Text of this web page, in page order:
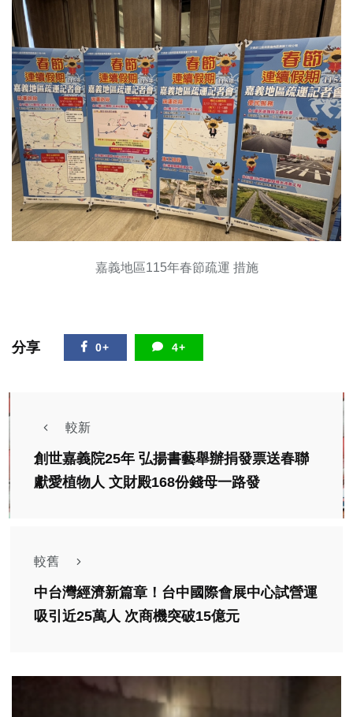
嘉義地區115年春節疏運 措施
分享 0+ 4+
較新
創世嘉義院25年 弘揚書藝舉辦捐發票送春聯
獻愛植物人 文財殿168份錢母一路發
較舊
中台灣經濟新篇章！台中國際會展中心試營運
吸引近25萬人 次商機突破15億元